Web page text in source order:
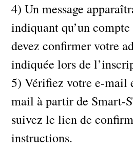
4) Un message
indiquant qu’un
devez confirmer votre
indiquée lors de
5) Vérifiez votre e-mail
mail à partir de Smart-
suivez le lien de
instructions.